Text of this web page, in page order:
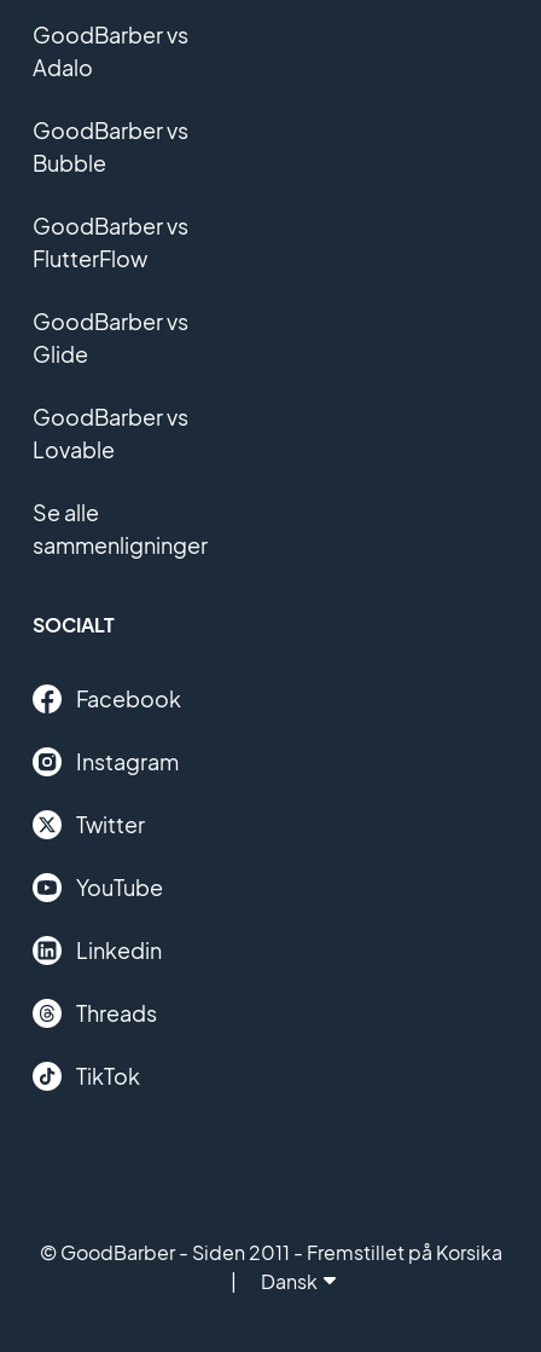
GoodBarber vs
Adalo
GoodBarber vs
Bubble
GoodBarber vs
FlutterFlow
GoodBarber vs
Glide
GoodBarber vs
Lovable
Se alle
sammenligninger
SOCIALT
Facebook
Instagram
Twitter
YouTube
Linkedin
Threads
TikTok
© GoodBarber - Siden 2011 - Fremstillet på Korsika
Dansk